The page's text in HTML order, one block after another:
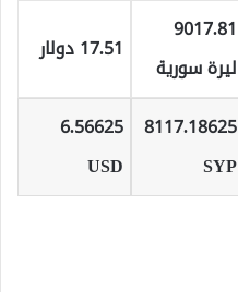
9017.81
ليرة سورية
17.51 دولار
8117.18625
SYP
6.56625
USD